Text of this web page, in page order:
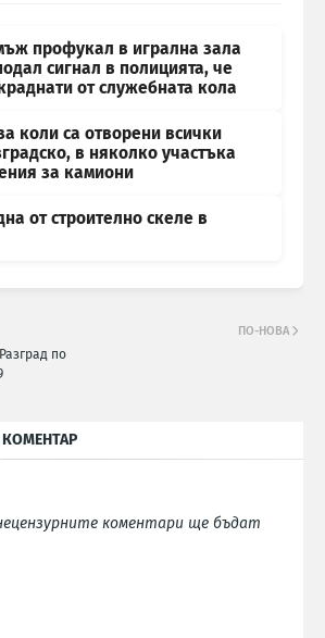
профукал в игрална зала
сигнал в полицията, че
от служебната кола
коли са отворени всички
в няколко участъка
за камиони
от строително скеле в
ПО-НОВА
по
КОМЕНТАР
коментари ще бъдат